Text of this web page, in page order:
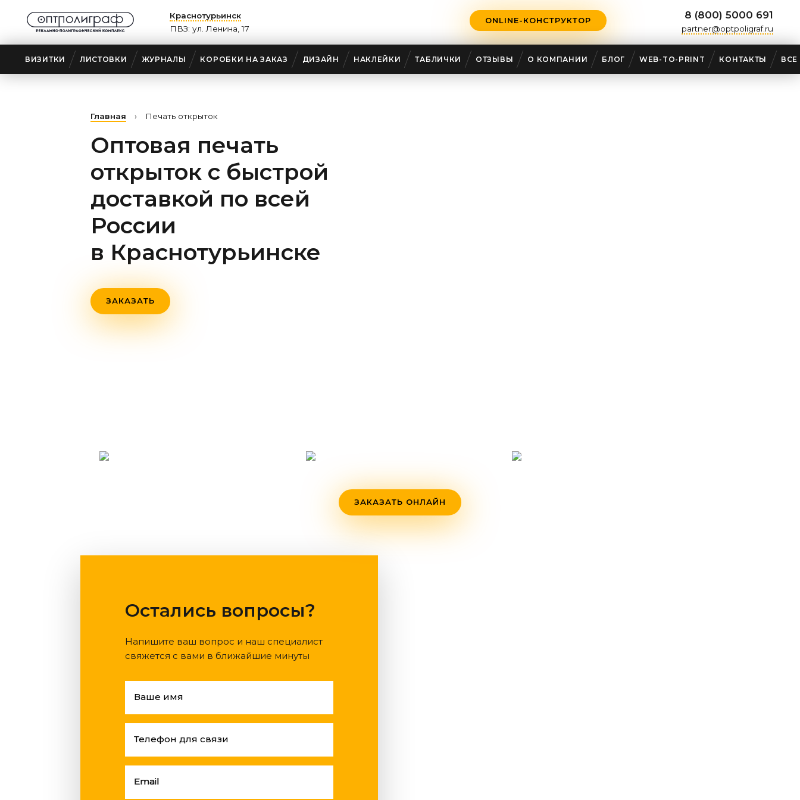
Краснотурьинск
ПВЗ: ул. Ленина, 17
ONLINE-КОНСТРУКТОР 8 (800) 5000 691
partner@optpoligraf.ru
ВИЗИТКИ ЛИСТОВКИ ЖУРНАЛЫ КОРОБКИ НА ЗАКАЗ ДИЗАЙН НАКЛЕЙКИ ТАБЛИЧКИ ОТЗЫВЫ О КОМПАНИИ БЛОГ WEB-TO-PRINT КОНТАКТЫ ВСЕ
Главная › Печать открыток
Оптовая печать
открыток с быстрой
доставкой по всей
России
в Краснотурьинске
ЗАКАЗАТЬ
ЗАКАЗАТЬ ОНЛАЙН
Остались вопросы?
Напишите ваш вопрос и наш специалист
свяжется с вами в ближайшие минуты
Ваше имя
Телефон для связи
Email